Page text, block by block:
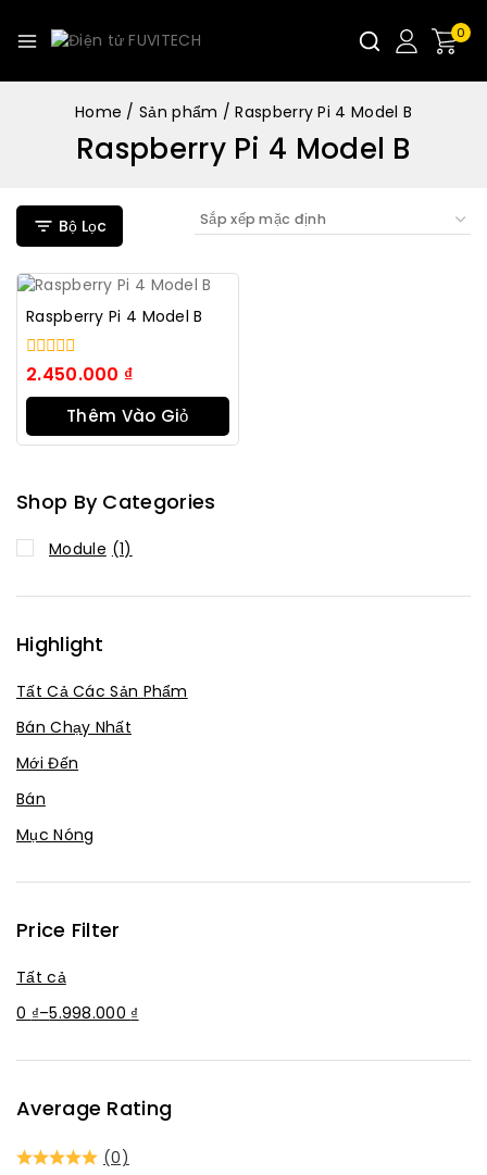
0
Home / Sản phẩm / Raspberry Pi 4 Model B
Raspberry Pi 4 Model B
Bộ Lọc
Raspberry Pi 4 Model B
0
trong
số
2.450.000 ₫
Thêm Vào Giỏ
Hàng
Shop By Categories
Module (1)
Highlight
Tất Cả Các Sản Phẩm
Bán Chạy Nhất
Mới Đến
Bán
Mục Nóng
Price Filter
Tất cả
0 ₫–5.998.000 ₫
Average Rating
(0)